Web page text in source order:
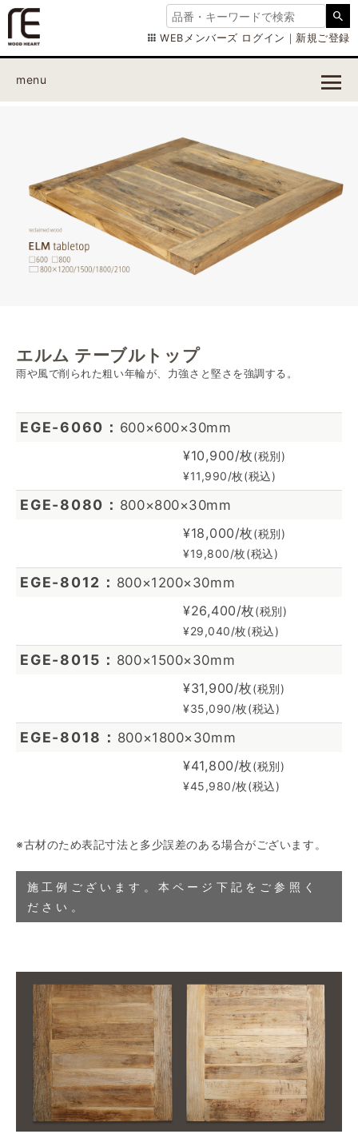
WEBメンバーズ ログイン ｜ 新規ご登録
menu
エルム テーブルトップ
雨や風で削られた粗い年輪が、力強さと堅さを強調する。
EGE-6060
600×600×30mm
¥10,900/枚(税別)
¥11,990/枚(税込)
EGE-8080
800×800×30mm
¥18,000/枚(税別)
¥19,800/枚(税込)
EGE-8012
800×1200×30mm
¥26,400/枚(税別)
¥29,040/枚(税込)
EGE-8015
800×1500×30mm
¥31,900/枚(税別)
¥35,090/枚(税込)
EGE-8018
800×1800×30mm
¥41,800/枚(税別)
¥45,980/枚(税込)
※古材のため表記寸法と多少誤差のある場合がございます。
施工例ございます。本ページ下記をご参照く
ださい。